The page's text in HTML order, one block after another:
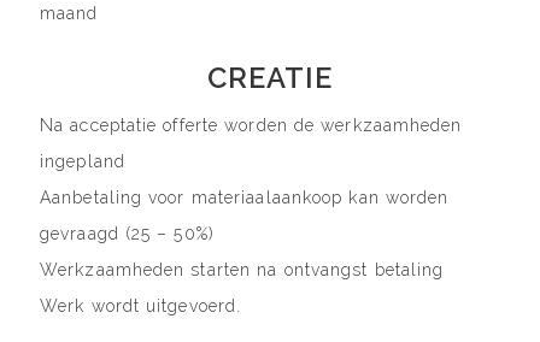
maand
CREATIE
Na acceptatie offerte worden de werkzaamheden
ingepland
Aanbetaling voor materiaalaankoop kan worden
gevraagd (25 – 50%)
Werkzaamheden starten na ontvangst betaling
Werk wordt uitgevoerd.